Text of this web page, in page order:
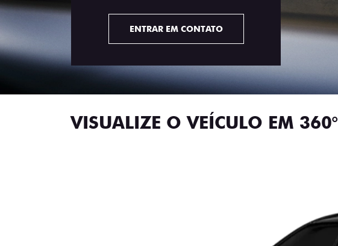
ENTRAR EM CONTATO
VISUALIZE O VEÍCULO EM 360°